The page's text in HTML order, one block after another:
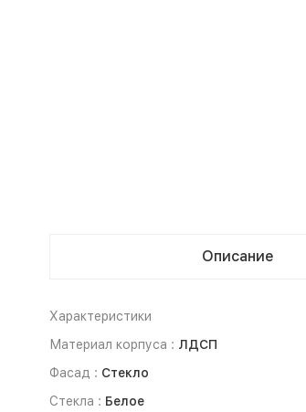
Описание
Характеристики
Материал корпуса : ЛДСП
Фасад : Стекло
Стекла : Белое